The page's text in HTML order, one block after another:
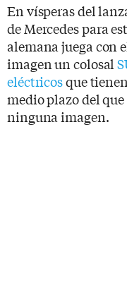
En vísperas del
de Mercedes para
alemana juega con
imagen un colosal
eléctricosque
medio plazo del
ninguna imagen.